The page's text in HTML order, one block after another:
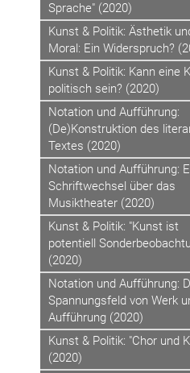
Sprache" (2020)
Kunst & Politik: Ästhetik
Moral: Ein Widerspruch?
Kunst & Politik: Kann eine
politisch sein? (2020)
Notation und Aufführung:
(De)Konstruktion des
Textes (2020)
Notation und Aufführung:
Schriftwechsel über das
Musiktheater (2020)
Kunst & Politik: "Kunst ist
potentiell
(2020)
Notation und Aufführung:
Spannungsfeld von Werk
Aufführung (2020)
Kunst & Politik: "Chor und
(2020)